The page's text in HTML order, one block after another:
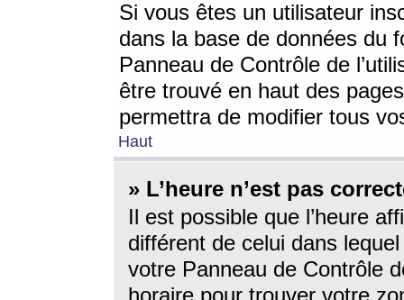
Si vous êtes un utilisateur
dans la base de données du
Panneau de Contrôle de
être trouvé en haut des
permettra de modifier tous
Haut
» L’heure n’est pas
Il est possible que l’heure
différent de celui dans
votre Panneau de Contrôle